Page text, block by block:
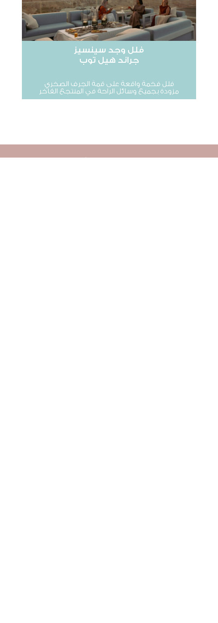
فلل وجد سينسيز
جراند هيل توب
فلل فخمة واقعة على قمة الجرف الصخري
مزودة بجميع وسائل الراحة في المنتجع الفاخر